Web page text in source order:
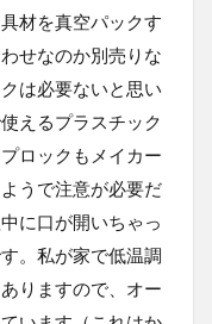
材を真空パックす
せなのか別売りな
は必要ないと思い
えるプラスチック
ロックもメイカー
うで注意が必要だ
に口が開いちゃっ
。私が家で低温調
りますので、オー